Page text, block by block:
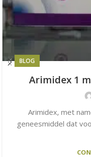
BLOG
Arimidex 1
Arimidex, met
geneesmiddel dat